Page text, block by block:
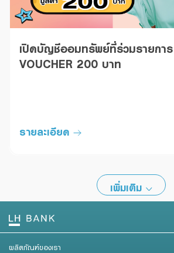
เปิดบัญชีออมทรัพย์ที่ร่วมรายกา
VOUCHER 200 บาท
รายละเอียด
เพิ่มเติม
ผลิตภัณฑ์ของเรา